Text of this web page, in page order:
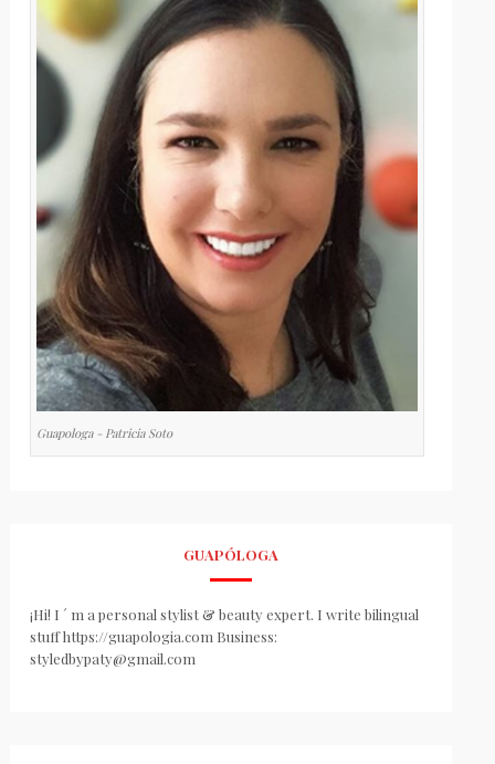
Guapologa - Patricia Soto
GUAPÓLOGA
¡Hi! I ´ m a personal stylist & beauty expert. I write bilingual
stuff https://guapologia.com Business:
styledbypaty@gmail.com